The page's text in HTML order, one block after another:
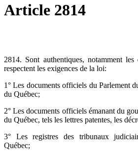
Article 2814
2814. Sont authentiques, notamment
respectent les exigences de la loi:
1° Les documents officiels du Parlement
du Québec;
2° Les documents officiels émanant du
du Québec, tels les lettres patentes, les
3° Les registres des tribunaux
Québec;